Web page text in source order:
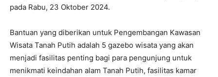
pada Rabu, 23 Oktober 2024.
Bantuan yang diberikan untuk Pengembangan Kawasan
Wisata Tanah Putih adalah 5 gazebo wisata yang akan
menjadi fasilitas penting bagi para pengunjung untuk
menikmati keindahan alam Tanah Putih, fasilitas kamar